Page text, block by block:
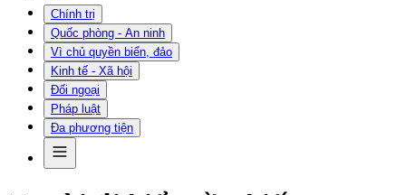
Chính trị
Quốc phòng - An ninh
Vì chủ quyền biển, đảo
Kinh tế - Xã hội
Đối ngoại
Pháp luật
Đa phương tiện